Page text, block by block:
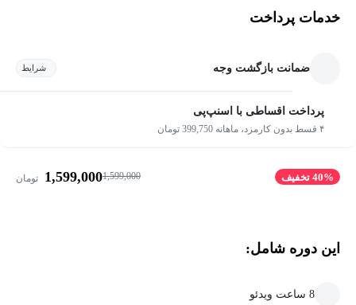
خدمات پرداخت
ضمانت بازگشت وجه شرایط
پرداخت اقساطی با اسنپ‌پی
۴ قسط بدون کارمزد، ماهانه 399,750 تومان
40% تخفیف 1,599,000
1,599,000 تومان
این دوره شامل:
8 ساعت ویدئو